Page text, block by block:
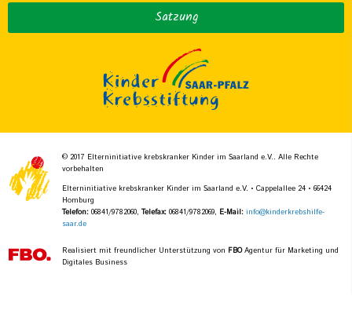
Satzung
© 2017 Elterninitiative krebskranker Kinder im Saarland e.V.. Alle Rechte
vorbehalten
Elterninitiative krebskranker Kinder im Saarland e.V. • Cappelallee 24 • 66424
Homburg
Telefon: 06841/9782060,Telefax: 06841/9782069, E-Mail: info@kinderkrebshilfe-
saar.de
Realisiert mit freundlicher Unterstützung von FBOAgentur für Marketing und
Digitales Business